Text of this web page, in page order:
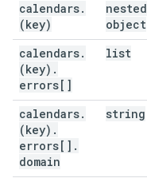
calendars.
(key)
nested
object
calendars.
(key) .
errors[]
list
calendars.
(key) .
errors[] .
domain
string